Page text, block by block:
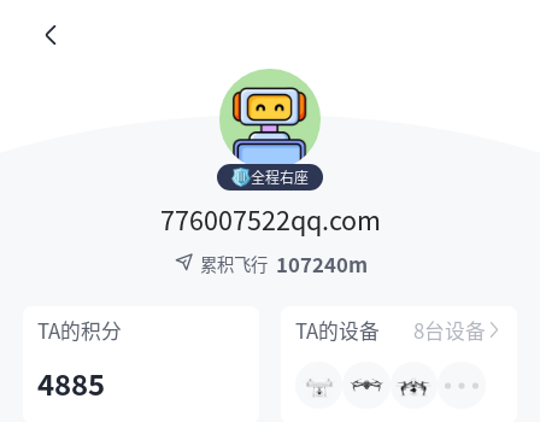
全程右座
776007522qq.com
累积飞行 107240m
TA的积分
4885
TA的设备 8台设备